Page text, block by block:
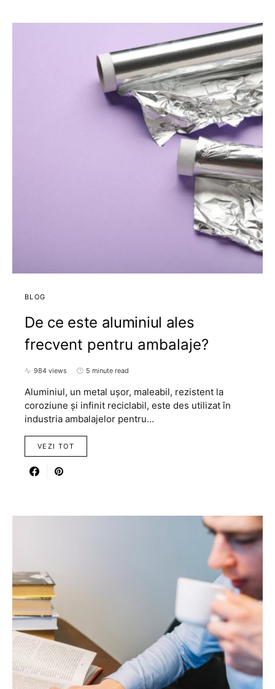
BLOG
De ce este aluminiul ales
frecvent pentru ambalaje?
984 views 5 minute read
Aluminiul, un metal ușor, maleabil, rezistent la
coroziune și infinit reciclabil, este des utilizat în
industria ambalajelor pentru…
VEZI TOT